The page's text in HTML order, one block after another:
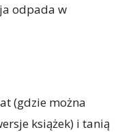
odpada w
(gdzie można
książek) i tanią